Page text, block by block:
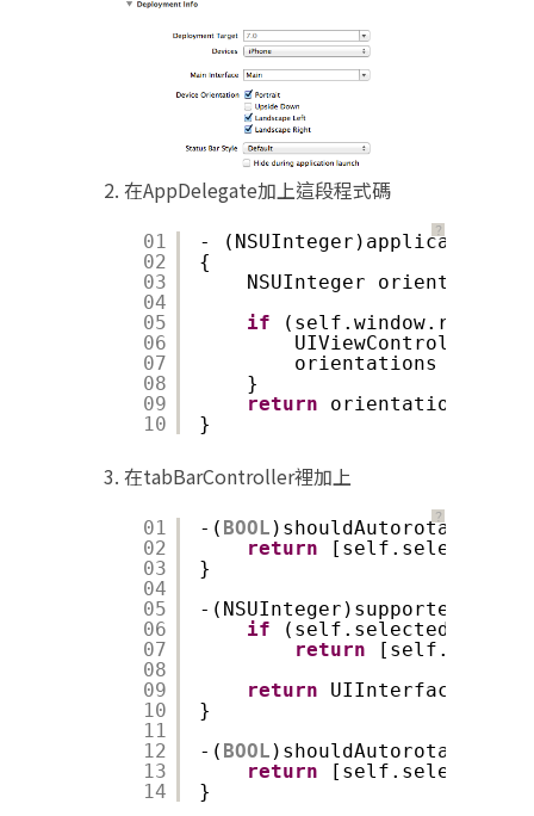
在AppDelegate加上這段程式碼
？
01
02
03
04
05
06
07
08
09
10
-
{
NSUInteger
if
UIViewController*
orientations =
}
return
orientations;
}
在tabBarController裡加上
？
01
02
03
04
05
06
07
08
09
10
11
12
13
14
-( BOOL
return
}
-
if
return
return
}
-( BOOL )shouldAutorotate{
return
}